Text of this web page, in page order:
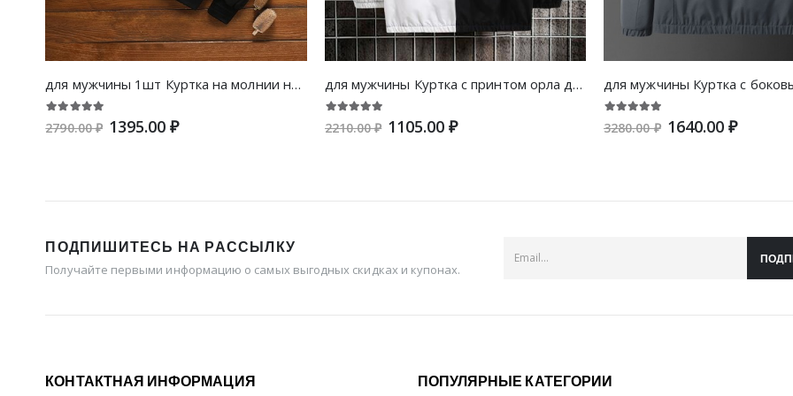
для мужчины 1шт Куртка на молнии на кнопке
2790.00 ₽ 1395.00 ₽
для мужчины Куртка с принтом орла двухцветный на кулиске с капюшоном без футболки
2210.00 ₽ 1105.00 ₽ 3280.00 ₽ 1640.00 ₽
ПОДПИШИТЕСЬ НА РАССЫЛКУ
Получайте первыми информацию о самых выгодных скидках и купонах.
КОНТАКТНАЯ ИНФОРМАЦИЯ ПОПУЛЯРНЫЕ КАТЕГОРИИ